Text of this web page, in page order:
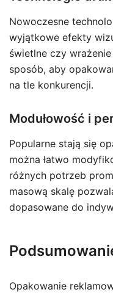
Nowoczesne
wyjątkowe efekty
świetlne czy
sposób, aby
na tle konkurencji.
Modułowość i
Popularne stają się
można łatwo
różnych potrzeb
masową skalę
dopasowane do
Opakowanie